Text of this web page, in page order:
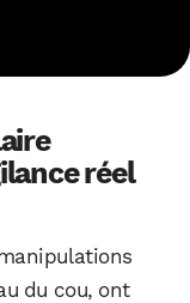
réel
du cou, ont
Email